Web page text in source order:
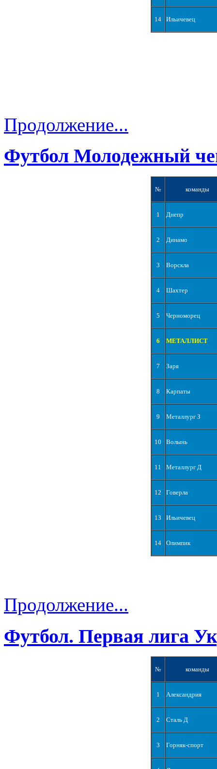
14 Ильичевец
Продолжение...
Футбол Молодежный
№ команды
1 Днепр
2 Динамо
3 Ворскла
4 Шахтер
5 Черноморец
6 МЕТАЛЛИСТ
7 Заря
8 Карпаты
9 Металлург З
10 Волынь
11 Металлург Д
12 Говерла
13 Ильичевец
14 Олимпик
Продолжение...
Футбол. Первая лига
№ команды
1 Александрия
2 Сталь Д
3 Горняк-спорт